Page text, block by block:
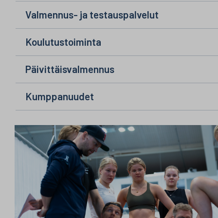
Valmennus- ja testauspalvelut
Koulutustoiminta
Päivittäisvalmennus
Kumppanuudet